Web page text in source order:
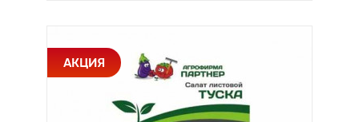
АКЦИЯ